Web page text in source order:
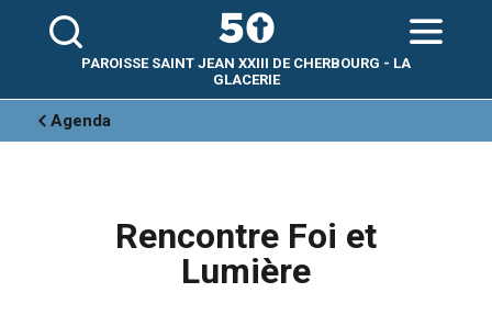
personnels
PAROISSE SAINT JEAN XXIII DE CHERBOURG - LA
GLACERIE
Agenda
Rencontre Foi et
Lumière